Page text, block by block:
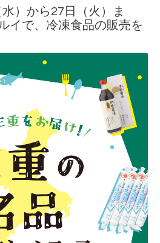
）から27日（火）ま
イで、冷凍食品の販売を